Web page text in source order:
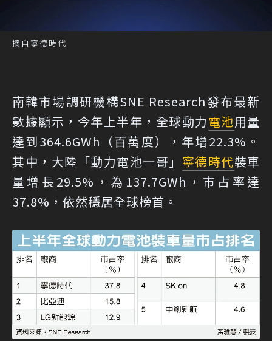
摘自寧德時代
南韓市場調研機構SNE Research發布最新
數據顯示，今年上半年，全球動力電池用量
達到364.6GWh（百萬度），年增22.3%。
其中，大陸「動力電池一哥」 寧德時代裝車
量增長29.5%，為137.7GWh，市占率達
37.8%，依然穩居全球榜首。